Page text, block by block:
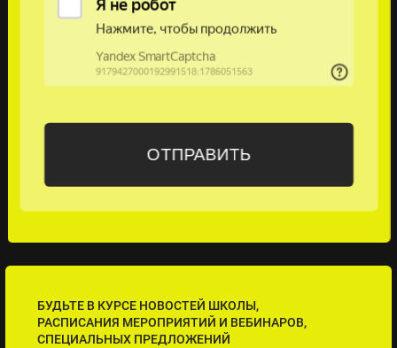
БУДЬТЕ В КУРСЕ НОВОСТЕЙ ШКОЛЫ,
РАСПИСАНИЯ МЕРОПРИЯТИЙ И ВЕБИНАРОВ,
СПЕЦИАЛЬНЫХ ПРЕДЛОЖЕНИЙ